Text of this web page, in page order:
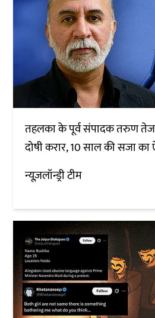
तहलका के पूर्व संपादक तरुण
दोषी करार, 10 साल की सजा का
न्यूज़लॉन्ड्री टीम